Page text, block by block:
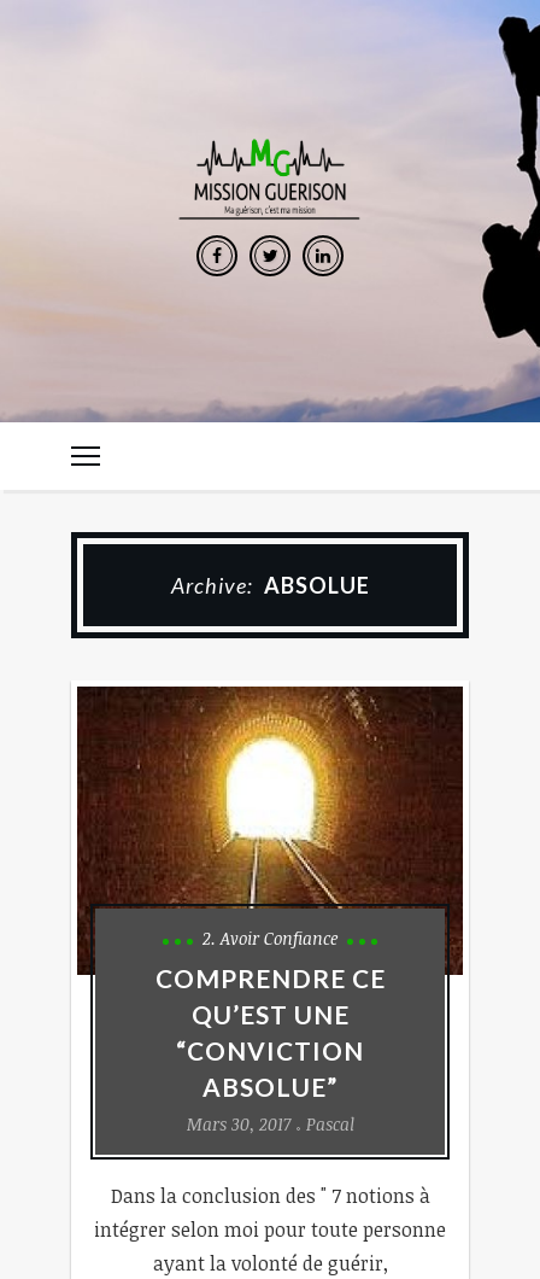
Archive: ABSOLUE
2. Avoir Confiance
COMPRENDRE CE
QU’EST UNE
“CONVICTION
ABSOLUE”
Mars 30, 2017 Pascal
Dans la conclusion des " 7 notions à
intégrer selon moi pour toute personne
ayant la volonté de guérir,